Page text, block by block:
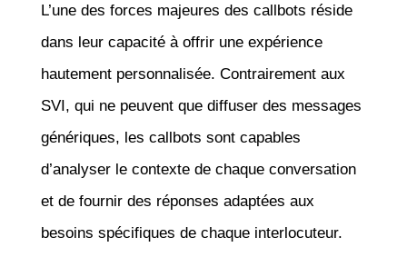
L’une des forces majeures des callbots réside
dans leur capacité à offrir une expérience
hautement personnalisée. Contrairement aux
SVI, qui ne peuvent que diffuser des messages
génériques, les callbots sont capables
d’analyser le contexte de chaque conversation
et de fournir des réponses adaptées aux
besoins spécifiques de chaque interlocuteur.